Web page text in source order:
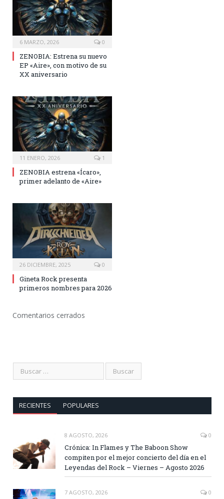
6 MARZO, 2026 0
ZENOBIA: Estrena su nuevo
EP «Aire», con motivo de su
XX aniversario
11 ENERO, 2026 1
ZENOBIA estrena «Ícaro»,
primer adelanto de «Aire»
26 DICIEMBRE, 2025 0
Gineta Rock presenta
primeros nombres para 2026
Comentarios cerrados
RECIENTES POPULARES
8 AGOSTO, 2026 0
Crónica: In Flames y The Baboon Show
compiten por el mejor concierto del día en el
Leyendas del Rock – Viernes – Agosto 2026
7 AGOSTO, 2026 0